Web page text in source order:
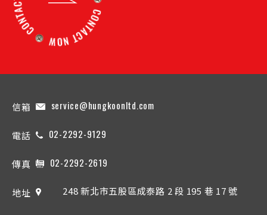
信箱 service@hungkoonltd.com
電話 02-2292-9129
傳真 02-2292-2619
地址 248 新北市五股區成泰路 2 段 195 巷 17 號